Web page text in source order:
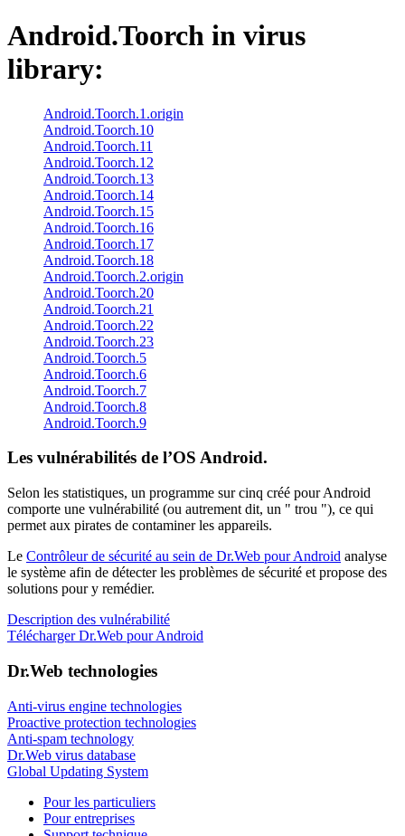
Android.Toorch in virus
library:
Android.Toorch.1.origin
Android.Toorch.10
Android.Toorch.11
Android.Toorch.12
Android.Toorch.13
Android.Toorch.14
Android.Toorch.15
Android.Toorch.16
Android.Toorch.17
Android.Toorch.18
Android.Toorch.2.origin
Android.Toorch.20
Android.Toorch.21
Android.Toorch.22
Android.Toorch.23
Android.Toorch.5
Android.Toorch.6
Android.Toorch.7
Android.Toorch.8
Android.Toorch.9
Les vulnérabilités de l’OS Android.
Selon les statistiques, un programme sur cinq créé pour Android
comporte une vulnérabilité (ou autrement dit, un " trou "), ce qui
permet aux pirates de contaminer les appareils.
Le Contrôleur de sécurité au sein de Dr.Web pour Android analyse
le système afin de détecter les problèmes de sécurité et propose des
solutions pour y remédier.
Description des vulnérabilité
Télécharger Dr.Web pour Android
Dr.Web technologies
Anti-virus engine technologies
Proactive protection technologies
Anti-spam technology
Dr.Web virus database
Global Updating System
Pour les particuliers
Pour entreprises